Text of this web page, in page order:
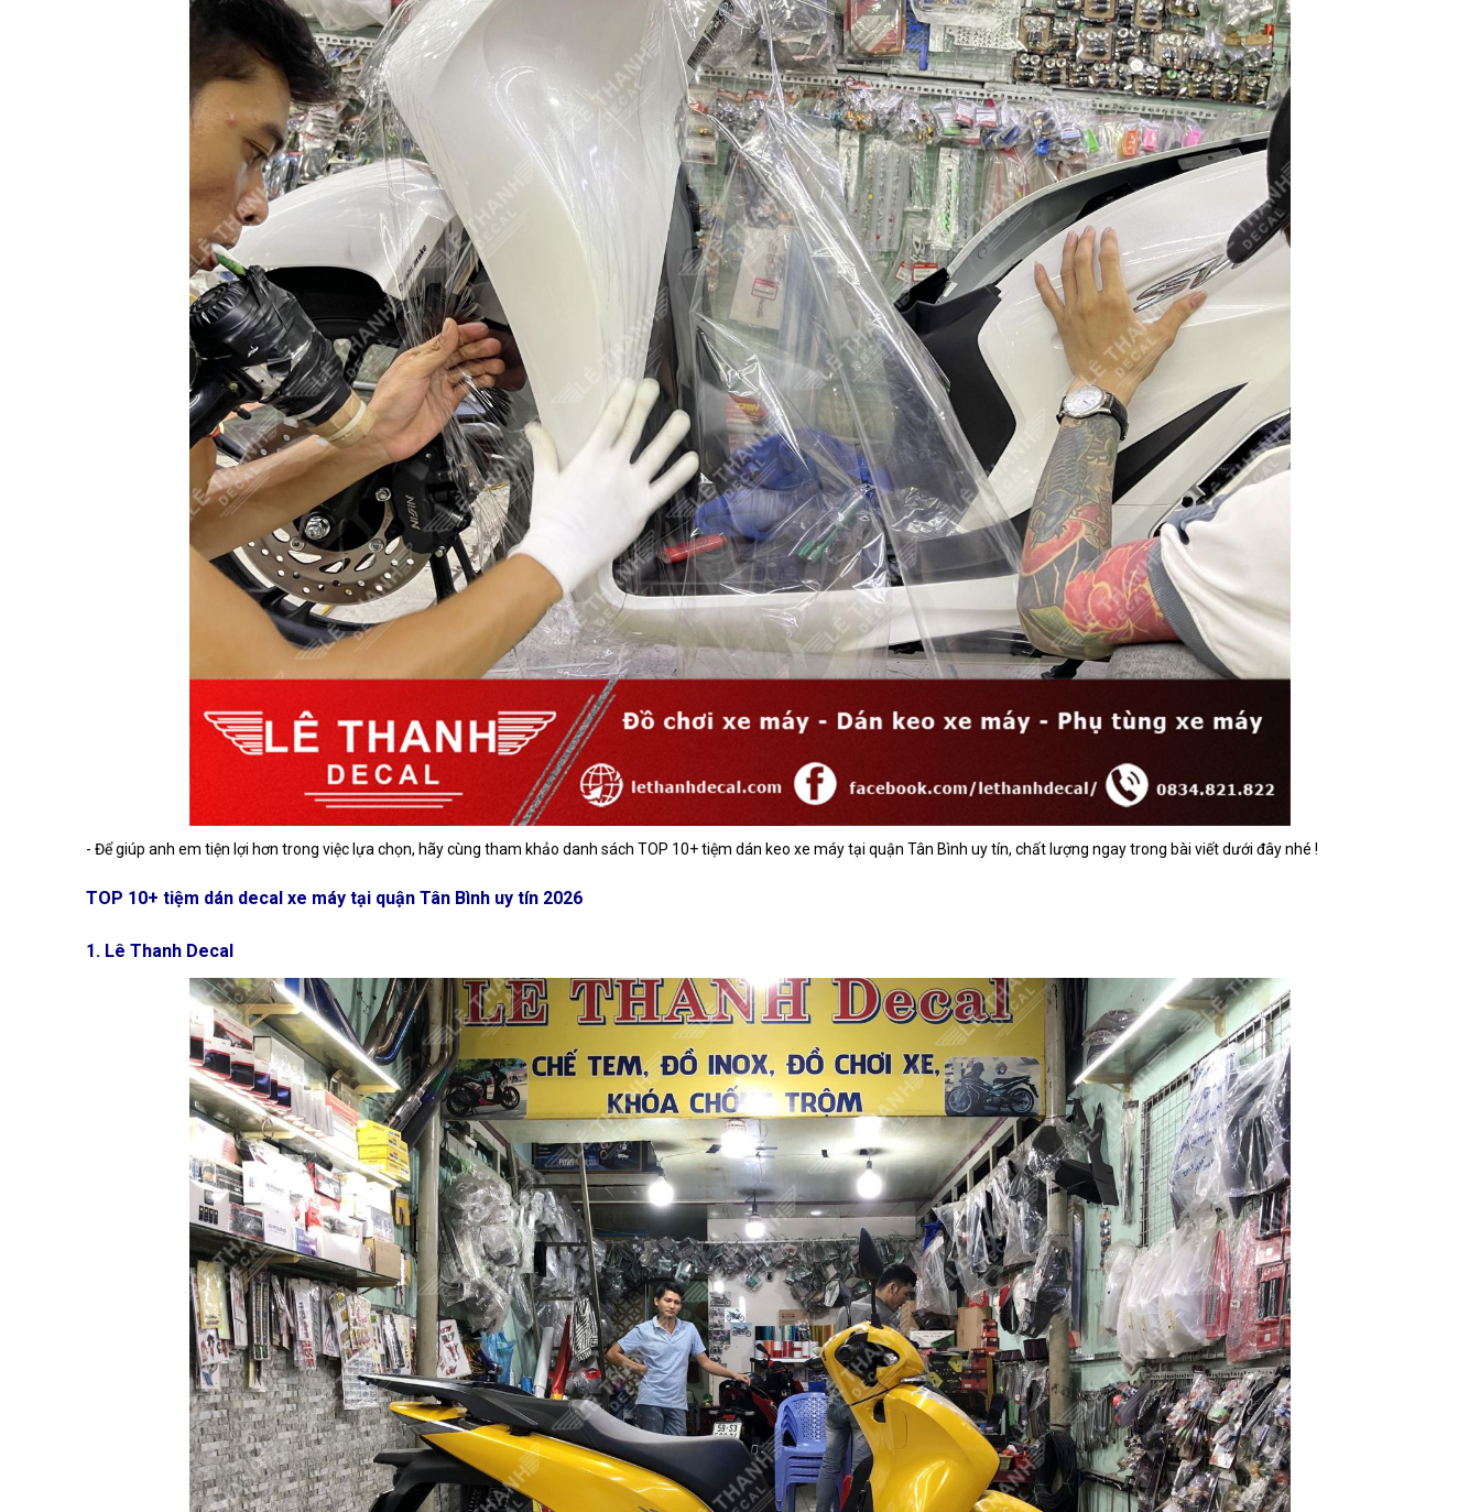
- Để giúp anh em tiện lợi hơn trong việc lựa chọn, hãy cùng tham khảo danh sách TOP 10+ tiệm dán keo xe máy tại quận Tân Bình uy tín, chất lượng ngay trong bài viết dưới đây nhé !
TOP 10+ tiệm dán decal xe máy tại quận Tân Bình uy tín 2026
1. Lê Thanh Decal